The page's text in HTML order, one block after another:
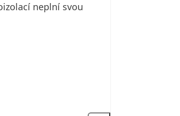
neplní svou